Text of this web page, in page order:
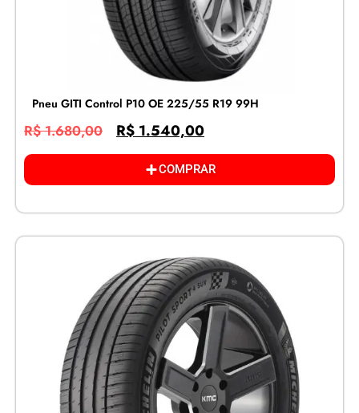
Pneu GITI Control P10 OE 225/55 R19 99H
R$1.680,00 R$1.540,00
COMPRAR